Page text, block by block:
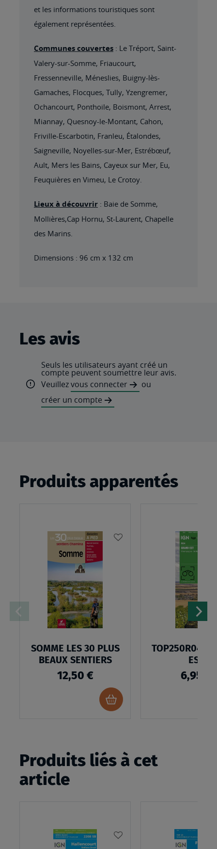
et les informations touristiques sont
également représentées.
Communes couvertes : Le Tréport, Saint-
Valery-sur-Somme, Friaucourt,
Fressenneville, Méneslies, Buigny-lès-
Gamaches, Flocques, Tully, Yzengremer,
Ochancourt, Ponthoile, Boismont, Arrest,
Miannay, Quesnoy-le-Montant, Cahon,
Friville-Escarbotin, Franleu, Étalondes,
Saigneville, Noyelles-sur-Mer, Estrébœuf,
Ault, Mers les Bains, Cayeux sur Mer, Eu,
Feuquières en Vimeu, Le Crotoy.
Lieux à découvrir : Baie de Somme,
Mollières,Cap Hornu, St-Laurent, Chapelle
des Marins.
Dimensions : 96 cm x 132 cm
Les avis
Seuls les utilisateurs ayant créé un
compte peuvent soumettre leur avis.
Veuillezvous connecter
ou
créer un compte
Produits apparentés
SOMME LES 30 PLUS
BEAUX SENTIERS
12,50 €
Ajouter
au
TOP250R04 -
EST
6,95 €
Produits liés à cet
article